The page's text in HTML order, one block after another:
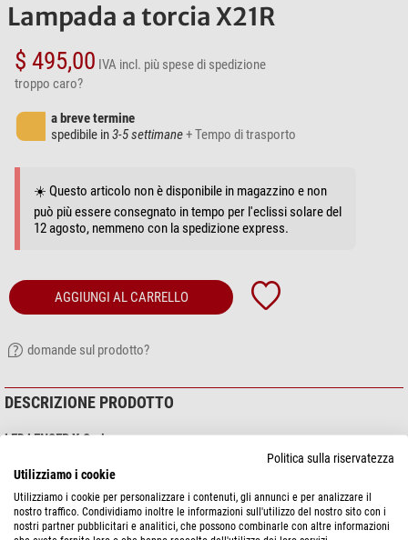
Lampada a torcia X21R
$ 495,00 IVA incl. più spese di spedizione
troppo caro?
a breve termine
spedibile in3-5 settimane+ Tempo di trasporto
☀️ Questo articolo non è disponibile in magazzino e non
può più essere consegnato in tempo per l'eclissi solare del
12 agosto, nemmeno con la spedizione express.
AGGIUNGI AL CARRELLO
domande sul prodotto?
DESCRIZIONE PRODOTTO
LED LENSER X-Serie
Le torce della serie X sono destinate a chi è amico delle superprestazioni.
La potenza luminosa che si ottiene con i 7 chip è dimostrata in maniera
straordinaria dalla X21R.2 dotata di messa a fuoco regolabile. Con questa
torcia, l'illuminazione di vaste aree e il raggiungimento di distanze di
illuminazione impressionanti sono un gioco da ragazzi.
Politica sulla riservatezza
Utilizziamo i cookie
Utilizziamo i cookie per personalizzare i contenuti, gli annunci e per analizzare il
nostro traffico. Condividiamo inoltre le informazioni sull'utilizzo del nostro sito con i
nostri partner pubblicitari e analitici, che possono combinarle con altre informazioni